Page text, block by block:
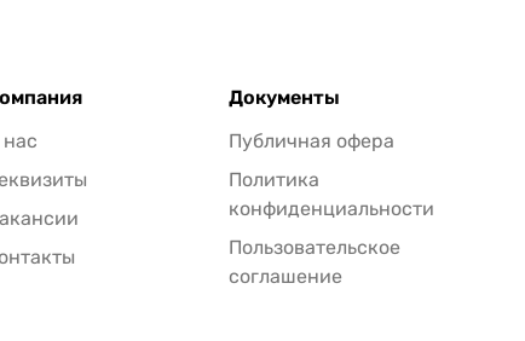
Документы
Публичная офера
Политика
конфиденциальности
Пользовательское
соглашение